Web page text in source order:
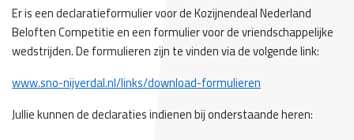
Er is een declaratieformulier voor de Kozijnendeal Nederland
Beloften Competitie en een formulier voor de vriendschappelijke
wedstrijden. De formulieren zijn te vinden via de volgende link:
www.sno-nijverdal.nl/links/download-formulieren
Jullie kunnen de declaraties indienen bij onderstaande heren: